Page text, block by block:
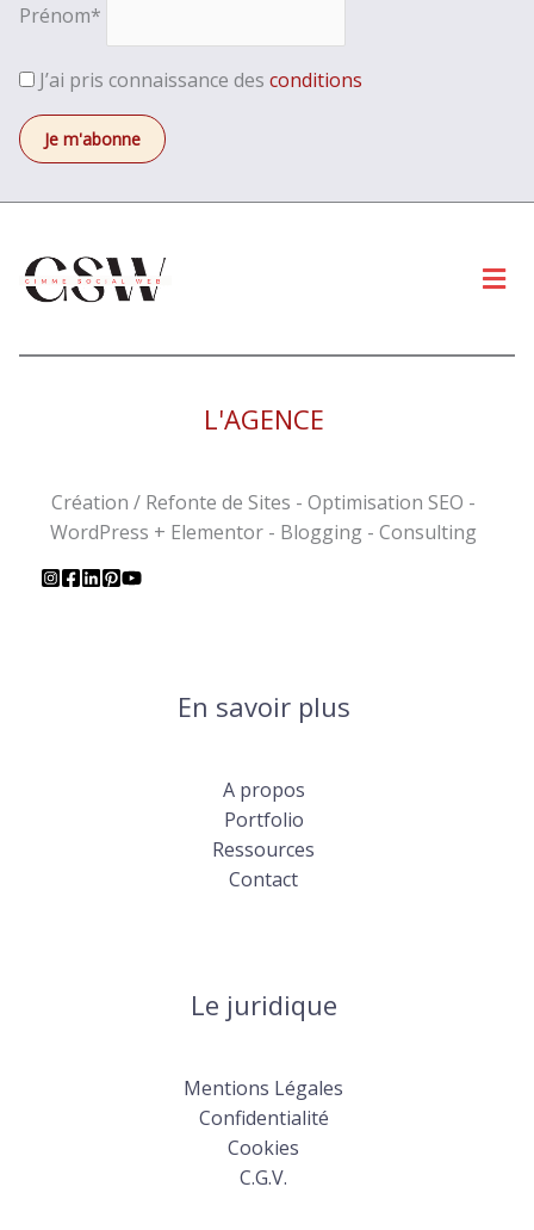
Prénom*
J’ai pris connaissance des conditions
L'AGENCE
Création / Refonte de Sites - Optimisation SEO -
WordPress + Elementor - Blogging - Consulting
En savoir plus
A propos
Portfolio
Ressources
Contact
Le juridique
Mentions Légales
Confidentialité
Cookies
C.G.V.